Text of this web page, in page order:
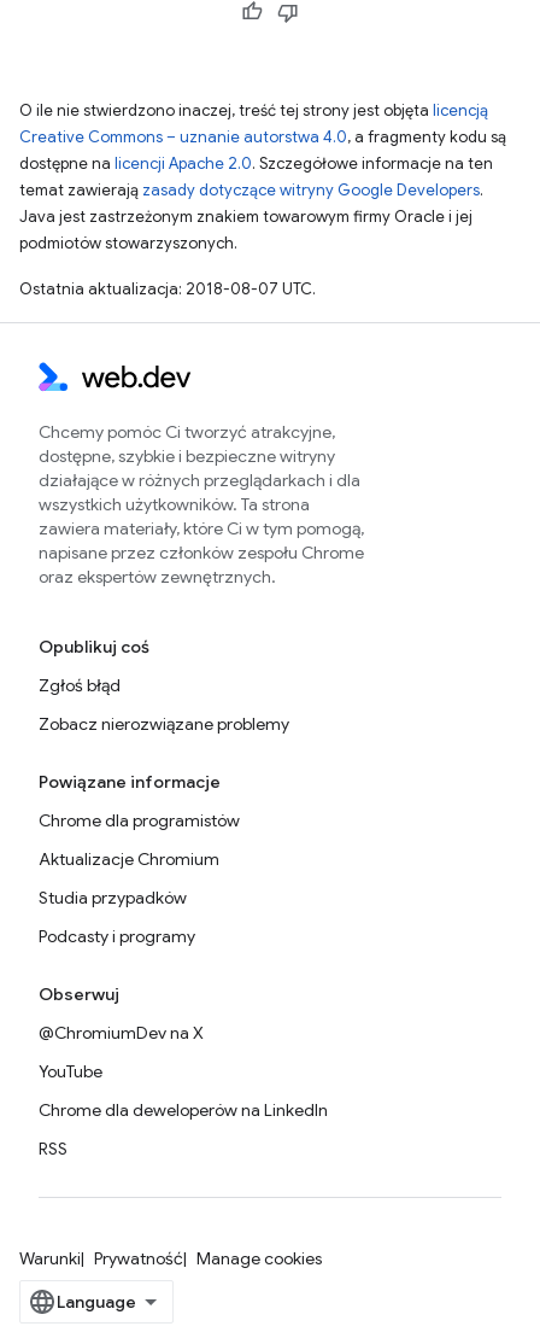
O ile nie stwierdzono inaczej, treść tej strony jest objęta licencją
Creative Commons – uznanie autorstwa 4.0, a fragmenty kodu są
dostępne na licencji Apache 2.0. Szczegółowe informacje na ten
temat zawierają zasady dotyczące witryny Google Developers.
Java jest zastrzeżonym znakiem towarowym firmy Oracle i jej
podmiotów stowarzyszonych.
Ostatnia aktualizacja: 2018-08-07 UTC.
Chcemy pomóc Ci tworzyć atrakcyjne,
dostępne, szybkie i bezpieczne witryny
działające w różnych przeglądarkach i dla
wszystkich użytkowników. Ta strona
zawiera materiały, które Ci w tym pomogą,
napisane przez członków zespołu Chrome
oraz ekspertów zewnętrznych.
Opublikuj coś
Zgłoś błąd
Zobacz nierozwiązane problemy
Powiązane informacje
Chrome dla programistów
Aktualizacje Chromium
Studia przypadków
Podcasty i programy
Obserwuj
@ChromiumDev na X
YouTube
Chrome dla deweloperów na LinkedIn
RSS
Warunki Prywatność Manage cookies